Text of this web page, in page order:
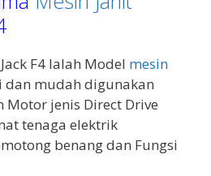
F4 Ialah Model mesin
dan mudah digunakan
Motor jenis Direct Drive
tenaga elektrik
benang dan Fungsi